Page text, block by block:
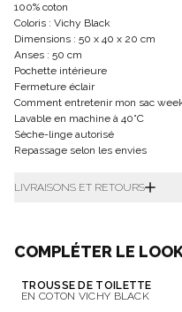
100% coton
Coloris : Vichy Black
Dimensions : 50 x 40 x 20 cm
Anses : 50 cm
Pochette intérieure
Fermeture éclair
Comment entretenir mon sac
Lavable en machine à 40°C
Sèche-linge autorisé
Repassage selon les envies
LIVRAISONS ET RETOURS
COMPLÉTER LE
TROUSSE DE TOILETTE
EN COTON VICHY BLACK